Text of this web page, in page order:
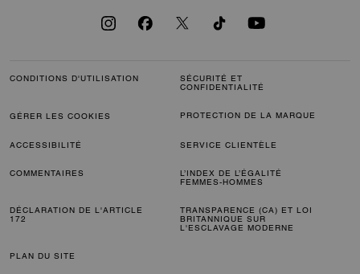
CONDITIONS D'UTILISATION
SÉCURITÉ ET
CONFIDENTIALITÉ
GÉRER LES COOKIES PROTECTION DE LA MARQUE
ACCESSIBILITÉ SERVICE CLIENTÈLE
COMMENTAIRES
L’INDEX DE L’ÉGALITÉ
FEMMES-HOMMES
DÉCLARATION DE L'ARTICLE
172
TRANSPARENCE (CA) ET LOI
BRITANNIQUE SUR
L'ESCLAVAGE MODERNE
PLAN DU SITE